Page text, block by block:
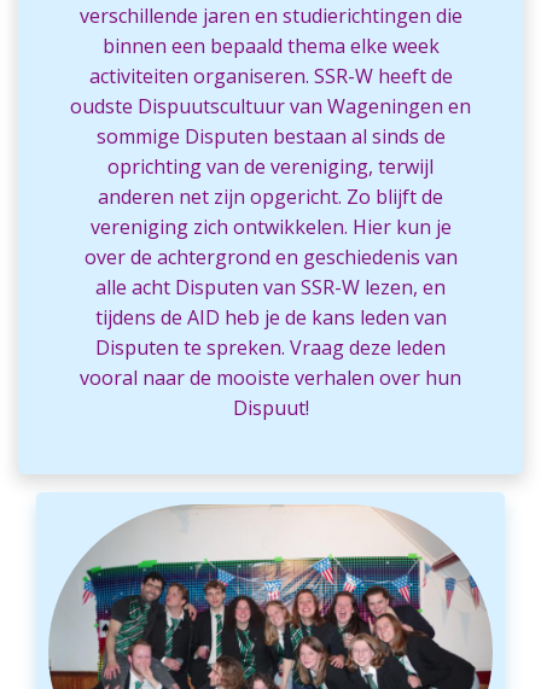
verschillende jaren en studierichtingen die
binnen een bepaald thema elke week
activiteiten organiseren. SSR-W heeft de
oudste Dispuutscultuur van Wageningen en
sommige Disputen bestaan al sinds de
oprichting van de vereniging, terwijl
anderen net zijn opgericht. Zo blijft de
vereniging zich ontwikkelen. Hier kun je
over de achtergrond en geschiedenis van
alle acht Disputen van SSR-W lezen, en
tijdens de AID heb je de kans leden van
Disputen te spreken. Vraag deze leden
vooral naar de mooiste verhalen over hun
Dispuut!